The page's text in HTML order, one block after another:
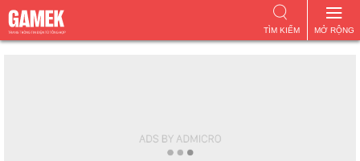
MỞ RỘNG
TÌM KIẾM